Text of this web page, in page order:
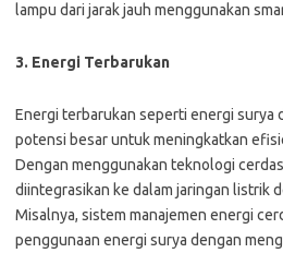
lampu dari jarak jauh menggunakan
3. Energi Terbarukan
Energi terbarukan seperti energi surya
potensi besar untuk meningkatkan
Dengan menggunakan teknologi
diintegrasikan ke dalam jaringan listrik
Misalnya, sistem manajemen energi
penggunaan energi surya dengan